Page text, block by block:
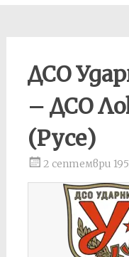
ДСО
– ДСО
(Русе)
2 септември